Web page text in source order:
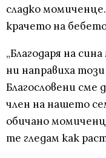
сладко
крачето на
„Благодаря на
ни направиха
Благословени сме
член на нашето
обичано
те гледам как